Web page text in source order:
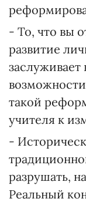
- То, что вы
развитие
заслуживает
такой
учителя к
-
разрушать,
Реальный